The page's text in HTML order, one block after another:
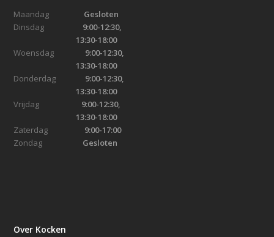
Maandag Gesloten
Dinsdag 9:00-12:30,
13:30-18:00
Woensdag
9:00-12:30,
13:30-18:00
Donderdag 9:00-12:30,
13:30-18:00
Vrijdag 9:00-12:30,
13:30-18:00
Zaterdag 9:00-17:00
Zondag Gesloten
Over Kocken